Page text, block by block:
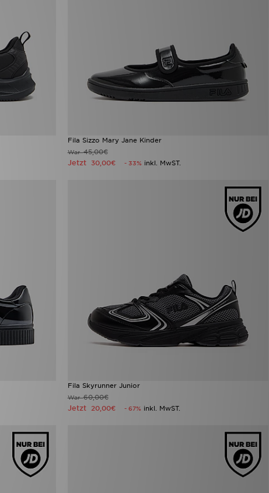
Fila Sizzo Mary Jane Kinder
War45,00€
Jetzt 30,00€ - 33% inkl. MwST.
Fila Skyrunner Junior
War60,00€
Jetzt 20,00€ - 67% inkl. MwST.